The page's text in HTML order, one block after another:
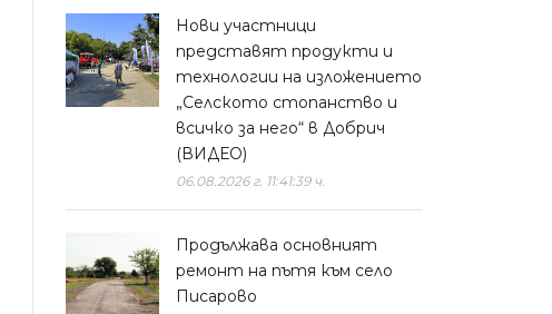
Нови участници
представят продукти и
технологии на изложението
„Селското стопанство и
всичко за него“ в Добрич
(ВИДЕО)
06.08.2026 г. 11:41:39 ч.
Продължава основният
ремонт на пътя към село
Писарово